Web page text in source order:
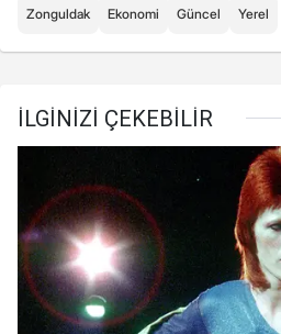
Zonguldak Ekonomi Güncel Yerel